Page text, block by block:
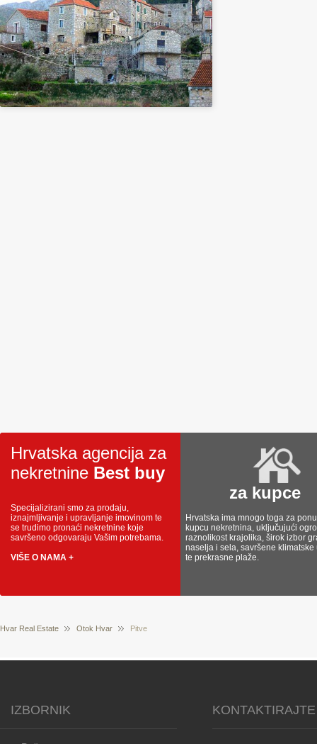
Hrvatska agencija za
nekretnine Best buy
Specijalizirani smo za prodaju,
iznajmljivanje i upravljanje imovinom te
se trudimo pronaći nekretnine koje
savršeno odgovaraju Vašim potrebama.
VIŠE O NAMA +
za kupce
Hrvatska ima mnogo toga za
kupcu nekretnina, uključujući
raznolikost krajolika, širok izbor
naselja i sela, savršene klimatske
te prekrasne plaže.
Hvar Real Estate Otok Hvar Pitve
IZBORNIK